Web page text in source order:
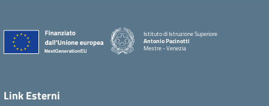
Istituto di Istruzione Superiore
Antonio Pacinotti
Mestre - Venezia
Link Esterni